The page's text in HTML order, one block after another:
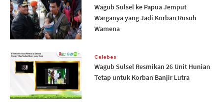
Wagub Sulsel ke Papua Jemput
Warganya yang Jadi Korban Rusuh
Wamena
Celebes
Wagub Sulsel Resmikan 26 Unit Hunian
Tetap untuk Korban Banjir Lutra